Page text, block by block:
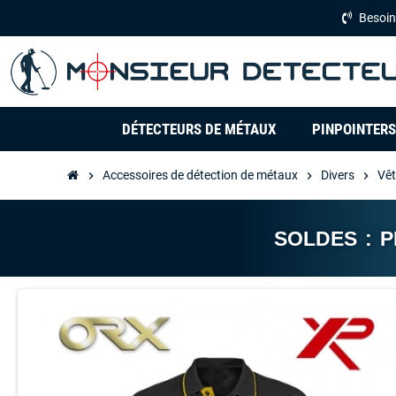
DÉTECTEURS DE MÉTAUX PINPOINTERS
chevron_right Accessoires de détection de métaux chevron_right Divers chevron_right
SOLDES :